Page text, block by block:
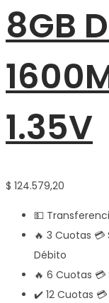
8GB
1.35V
$ 124.579,20
💵
🔥 3 Cuotas 💳
Débito
🔥 6 Cuotas 💳
✔️ 12 Cuotas